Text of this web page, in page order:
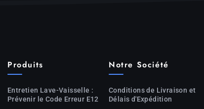
Produits
Entretien Lave-Vaisselle :
Prévenir le Code Erreur E12
Notre Société
Conditions de Livraison et
Délais d'Expédition